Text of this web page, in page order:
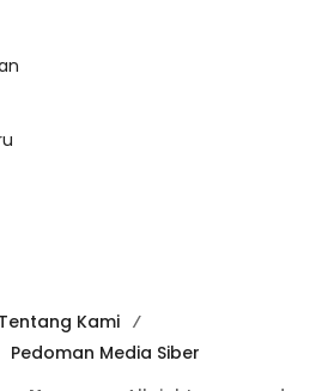
Tentang Kami
Pedoman Media Siber